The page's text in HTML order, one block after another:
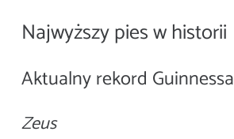
Najwyższy pies w historii
Aktualny rekord Guinnessa
Zeus